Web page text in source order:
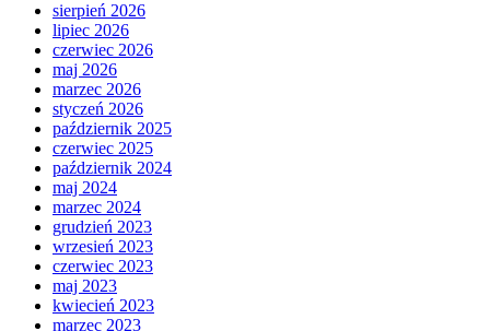
sierpień 2026
lipiec 2026
czerwiec 2026
maj 2026
marzec 2026
styczeń 2026
październik 2025
czerwiec 2025
październik 2024
maj 2024
marzec 2024
grudzień 2023
wrzesień 2023
czerwiec 2023
maj 2023
kwiecień 2023
marzec 2023